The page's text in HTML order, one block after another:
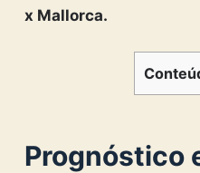
x Mallorca.
Prognóstico